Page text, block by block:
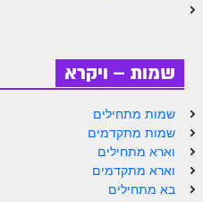
הזוהר הקדוש ויגש מתקדמים
הזוהר הקדוש ויחי מתחילים
הזוהר הקדוש ויחי מתקדמים
ספר הזוהר – שמות
שמות – ויקרא
שמות מתחילים
שמות מתקדמים
וארא מתחילים
וארא מתקדמים
בא מתחילים